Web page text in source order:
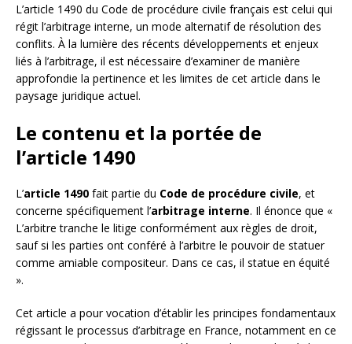
L’article 1490 du Code de procédure civile français est celui qui
régit l’arbitrage interne, un mode alternatif de résolution des
conflits. À la lumière des récents développements et enjeux
liés à l’arbitrage, il est nécessaire d’examiner de manière
approfondie la pertinence et les limites de cet article dans le
paysage juridique actuel.
Le contenu et la portée de
l’article 1490
L’article 1490 fait partie du Code de procédure civile, et
concerne spécifiquement l’arbitrage interne. Il énonce que «
L’arbitre tranche le litige conformément aux règles de droit,
sauf si les parties ont conféré à l’arbitre le pouvoir de statuer
comme amiable compositeur. Dans ce cas, il statue en équité
».
Cet article a pour vocation d’établir les principes fondamentaux
régissant le processus d’arbitrage en France, notamment en ce